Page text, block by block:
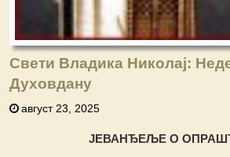
Свети Владика Николај:
Духовдану
август 23, 2025
ЈЕВАНЂЕЉЕ О